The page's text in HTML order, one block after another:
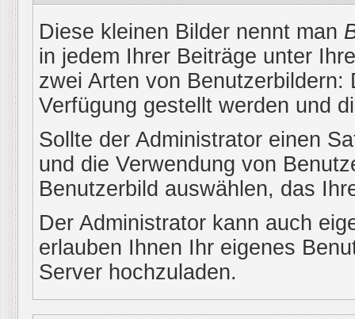
Diese kleinen Bilder nennt man
in jedem Ihrer Beiträge unter
zwei Arten von
Verfügung gestellt werden und
Sollte der Administrator einen
und die Verwendung von
Benutzerbild auswählen, das
Der Administrator kann auch
erlauben Ihnen Ihr eigenes
Server hochzuladen.